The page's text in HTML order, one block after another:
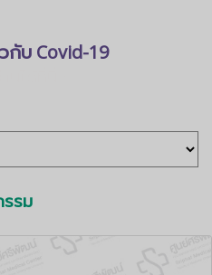
กับ Covid-19
รม